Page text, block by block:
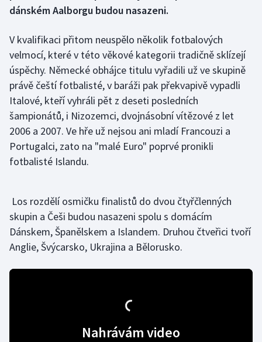
Futsal
Gymnastika
Házená
Jezdectví
Judo
Lezení
Lyže a snowboard
Moderní pětiboj
dánském Aalborgu budou nasazeni.
V kvalifikaci přitom neuspělo několik fotbalových
velmocí, které v této věkové kategorii tradičně sklízejí
úspěchy. Německé obhájce titulu vyřadili už ve skupině
právě čeští fotbalisté, v baráži pak překvapivě vypadli
Italové, kteří vyhráli pět z deseti posledních
šampionátů, i Nizozemci, dvojnásobní vítězové z let
2006 a 2007. Ve hře už nejsou ani mladí Francouzi a
Portugalci, zato na "malé Euro" poprvé pronikli
fotbalisté Islandu.
Los rozdělí osmičku finalistů do dvou čtyřčlenných
skupin a Češi budou nasazeni spolu s domácím
Dánskem, Španělskem a Islandem. Druhou čtveřici tvoří
Anglie, Švýcarsko, Ukrajina a Bělorusko.
Nahrávám video